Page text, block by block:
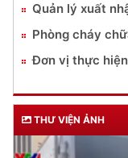
Quản lý xuất
Phòng cháy
Đơn vị thực hiện
THƯ VIỆN ẢNH